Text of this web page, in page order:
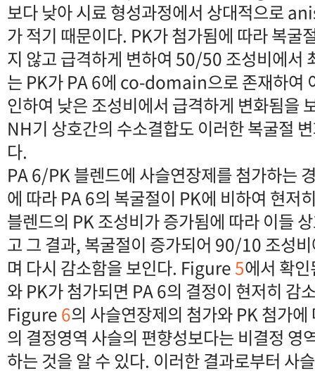
보다 낮아 시료 형성과정에서 상대적으로
가 적기 때문이다. PK가 첨가됨에 따라 복굴
지 않고 급격하게 변하여 50/50 조성비에서
는 PK가 PA 6에 co-domain으로 존재하여
인하여 낮은 조성비에서 급격하게 변화됨을
NH기 상호간의 수소결합도 이러한 복굴절
다.
PA 6/PK 블렌드에 사슬연장제를 첨가하는
에 따라 PA 6의 복굴절이 PK에 비하여 현저
블렌드의 PK 조성비가 증가됨에 따라 이들
고 그 결과, 복굴절이 증가되어 90/10 조성
며 다시 감소함을 보인다. Figure5에서 확
와 PK가 첨가되면 PA 6의 결정이 현저히 감
Figure6의 사슬연장제의 첨가와 PK 첨가
의 결정영역 사슬의 편향성보다는 비결정 영
하는 것을 알 수 있다. 이러한 결과로부터 사